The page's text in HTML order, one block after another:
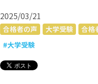
2025/03/21
合格者の声 大学受験
合格
#大学受験